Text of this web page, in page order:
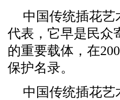
中国传统插花
代表，它早是民众
的重要载体，在
保护名录。
中国传统插花艺